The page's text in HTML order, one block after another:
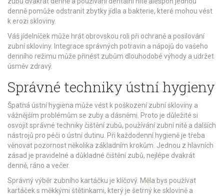
denně pomůže odstranit zbytky jídla a bakterie, které mohou vést
k erozi skloviny.
Váš jídelníček může hrát obrovskou roli při ochraně a posilování
zubní skloviny. Integrace správných potravin a nápojů do vašeho
denního režimu může přinést zubům dlouhodobé výhody a udržet
úsměv zdravý.
Správné techniky ústní hygieny
Špatná ústní hygiena může vést k poškození zubní skloviny a
vážnějším problémům se zuby a dásněmi. Proto je důležité si
osvojit správné techniky čištění zubů, používání zubní nitě a dalších
nástrojů pro péči o ústní dutinu. Při každodenní hygieně je třeba
věnovat pozornost několika základním krokům. Jednou z hlavních
zásad je pravidelné a důkladné čištění zubů, nejlépe dvakrát
denně, ráno a večer.
Správný výběr zubního kartáčku je klíčový. Měla bys používat
kartáček s měkkými štětinkami, který je šetrný ke sklovině a